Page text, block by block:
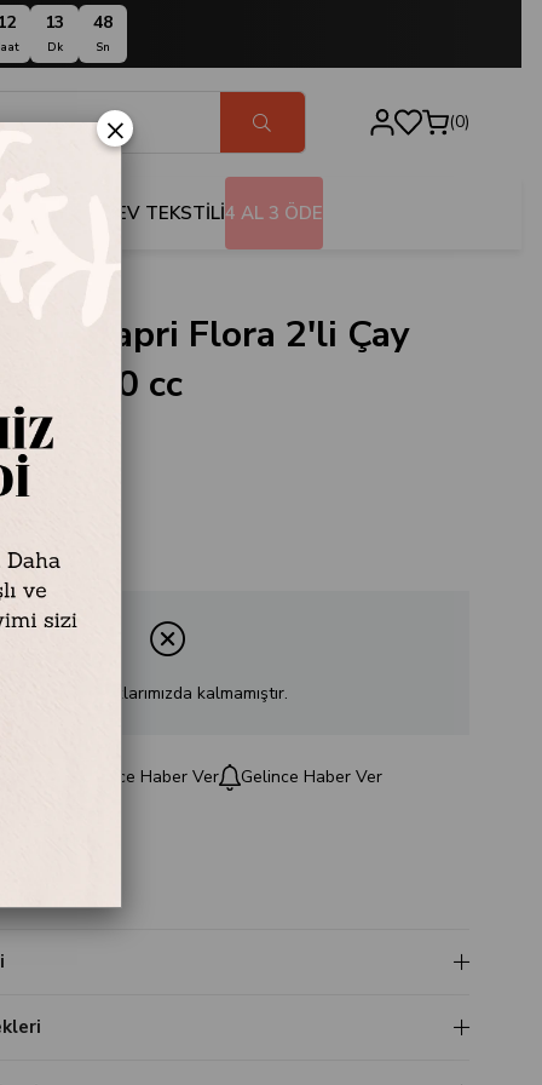
12 13
Dk
47
Sn
0
EV TEKSTİLİ4 AL 3 ÖDE
Moor Capri Flora 2'li Çay
220 cc
Ürün stoklarımızda kalmamıştır.
Fiyat Düşünce Haber Ver Gelince Haber Ver
×